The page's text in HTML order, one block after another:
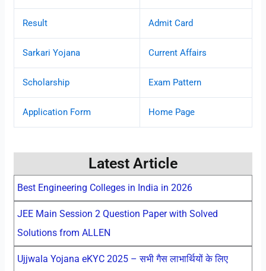
Result Admit Card
Sarkari Yojana Current Affairs
Scholarship Exam Pattern
Application Form Home Page
Latest Article
Best Engineering Colleges in India in 2026
JEE Main Session 2 Question Paper with Solved
Solutions from ALLEN
Ujjwala Yojana eKYC 2025 – सभी गैस लाभार्थियों के लिए